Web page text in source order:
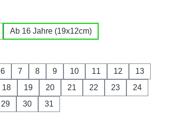
Ab 16 Jahre (19x12cm)
6 7 8 9 10 11 12
13
18 19 20 21 22 23
24
29 30 31